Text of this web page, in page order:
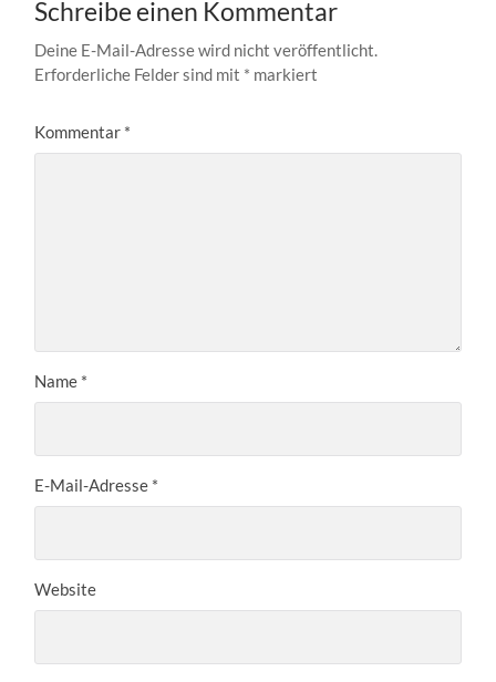
Schreibe einen Kommentar
Deine E-Mail-Adresse wird nicht veröffentlicht.
Erforderliche Felder sind mit * markiert
Kommentar *
Name *
E-Mail-Adresse *
Website